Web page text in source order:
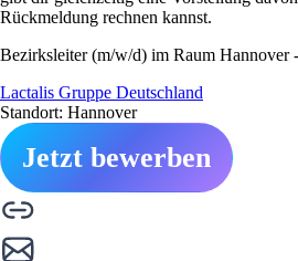
Rückmeldung rechnen kannst.
Bezirksleiter (m/w/d) im Raum Hannover
Lactalis Gruppe Deutschland
Standort: Hannover
Jetzt bewerben